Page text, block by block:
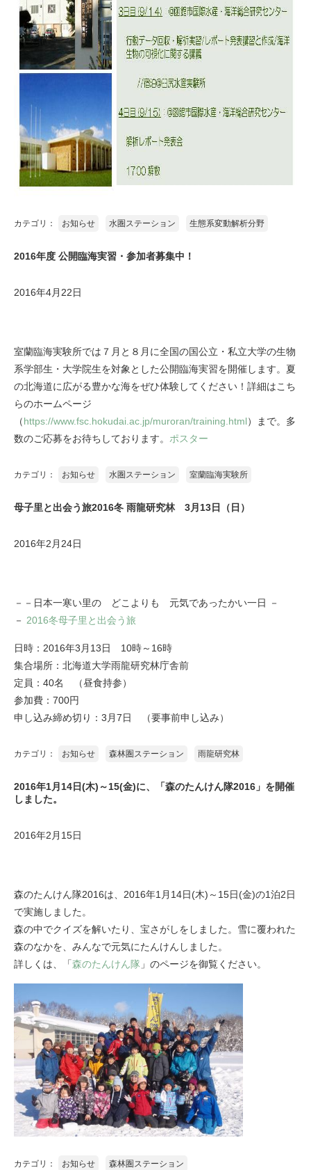
カテゴリ： お知らせ 水圏ステーション 生態系変動解析分野
2016年度 公開臨海実習・参加者募集中！
2016年4月22日
室蘭臨海実験所では７月と８月に全国の国公立・私立大学の生物
系学部生・大学院生を対象とした公開臨海実習を開催します。夏
の北海道に広がる豊かな海をぜひ体験してください！詳細はこち
らのホームページ
（https://www.fsc.hokudai.ac.jp/muroran/training.html）まで。多
数のご応募をお待ちしております。 ポスター
カテゴリ： お知らせ 水圏ステーション 室蘭臨海実験所
母子里と出会う旅2016冬 雨龍研究林 3月13日（日）
2016年2月24日
－－日本一寒い里の どこよりも 元気であったかい一日 －
－ 2016冬母子里と出会う旅
日時：2016年3月13日 10時～16時
集合場所：北海道大学雨龍研究林庁舎前
定員：40名 （昼食持参）
参加費：700円
申し込み締め切り：3月7日 （要事前申し込み）
カテゴリ： お知らせ 森林圏ステーション 雨龍研究林
2016年1月14日(木)～15(金)に、「森のたんけん隊2016」を開催
しました。
2016年2月15日
森のたんけん隊2016は、2016年1月14日(木)～15日(金)の1泊2日
で実施しました。
森の中でクイズを解いたり、宝さがしをしました。雪に覆われた
森のなかを、みんなで元気にたんけんしました。
詳しくは、「森のたんけん隊 」のページを御覧ください。
カテゴリ： お知らせ 森林圏ステーション